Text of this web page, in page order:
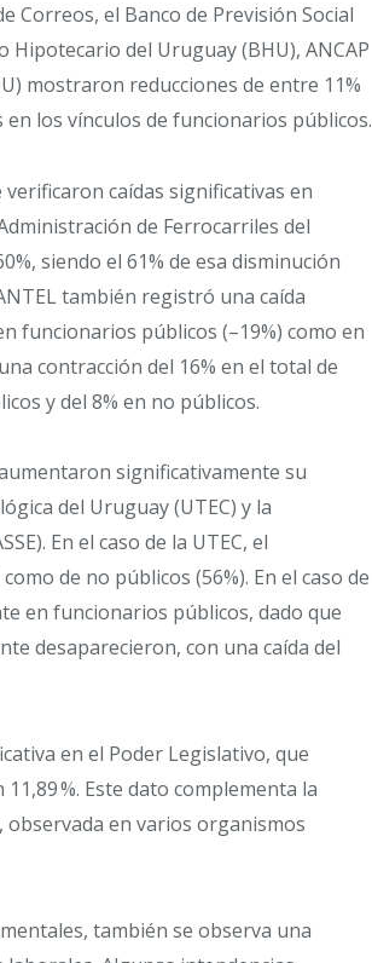
Correos, el Banco de Previsión Social
Hipotecario del Uruguay (BHU), ANCAP
mostraron reducciones de entre 11%
en los vínculos de funcionarios públicos.
caídas significativas en
de Ferrocarriles del
siendo el 61% de esa disminución
también registró una caída
funcionarios públicos (–19%) como en
contracción del 16% en el total de
y del 8% en no públicos.
significativamente su
del Uruguay (UTEC) y la
En el caso de la UTEC, el
de no públicos (56%). En el caso de
en funcionarios públicos, dado que
desaparecieron, con una caída del
en el Poder Legislativo, que
%. Este dato complementa la
en varios organismos
también se observa una